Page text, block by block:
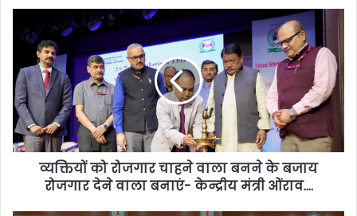
व्यक्तियों को रोजगार चाहने वाला बनने के बजाय
रोजगार देने वाला बनाएं- केन्द्रीय मंत्री ओंराव….